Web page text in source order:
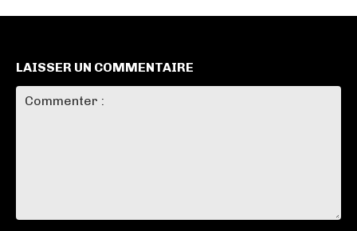
LAISSER UN COMMENTAIRE